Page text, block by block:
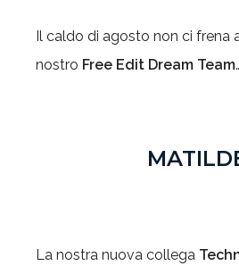
Il caldo di agosto non ci frena
nostro Free Edit Dream Team
La nostra nuova collega